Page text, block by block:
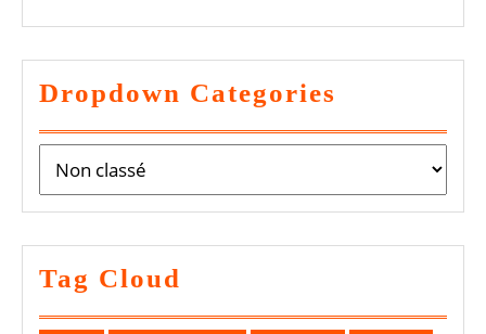
Dropdown Categories
Tag Cloud